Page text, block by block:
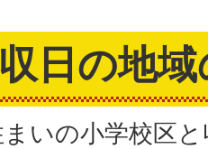
日の地
いの小学校区